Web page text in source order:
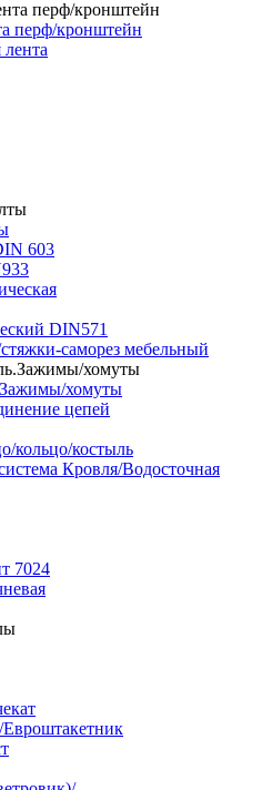
перф/кронштейн
603
DIN571
саморез мебельный
хомуты
цепей
кольцо/костыль
Кровля/Водосточная
7024